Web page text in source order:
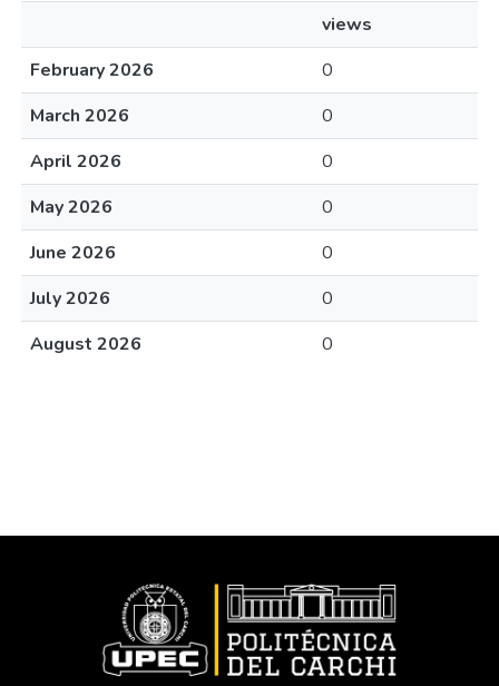
views
February 2026
0
March 2026
0
April 2026
0
May 2026
0
June 2026
0
July 2026
0
August 2026
0